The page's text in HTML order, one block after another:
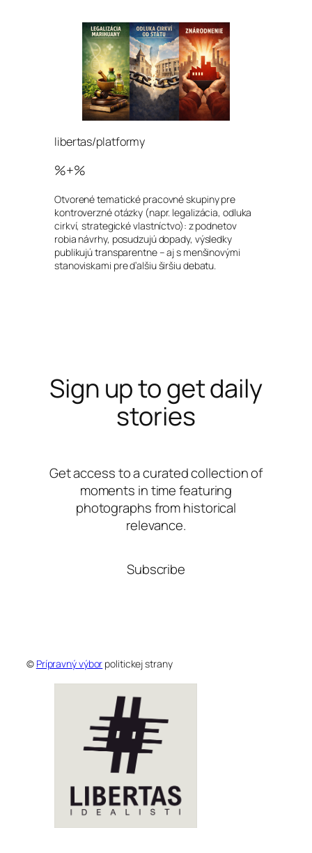
libertas/platformy
%+%
Otvorené tematické pracovné skupiny pre
kontroverzné otázky (napr. legalizácia, odluka
cirkví, strategické vlastníctvo): z podnetov
robia návrhy, posudzujú dopady, výsledky
publikujú transparentne – aj s menšinovými
stanoviskami pre ďalšiu širšiu debatu.
Sign up to get daily
stories
Get access to a curated collection of
moments in time featuring
photographs from historical
relevance.
Subscribe
© Prípravný výbor politickej strany